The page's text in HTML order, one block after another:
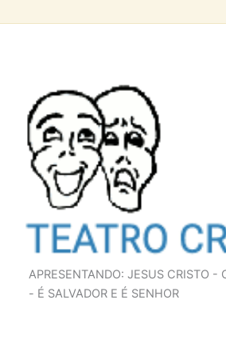
APRESENTANDO: JESUS CRISTO -
- É SALVADOR E É SENHOR